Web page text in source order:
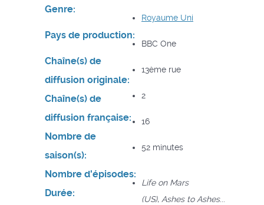
Genre:
Pays de production:
Royaume Uni
Chaîne(s) de
diffusion originale:
BBC One
Chaîne(s) de
diffusion française:
13ème rue
Nombre de
saison(s):
2
Nombre d'épisodes:
16
Durée:
52 minutes
Life on Mars
(US), Ashes to Ashes...